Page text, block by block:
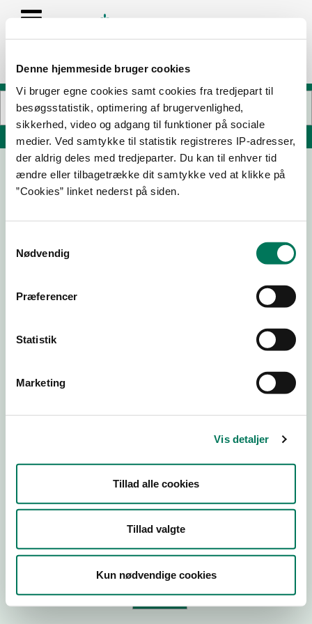
Denne hjemmeside bruger cookies
Vi bruger egne cookies samt cookies fra tredjepart til
besøgsstatistik, optimering af brugervenlighed,
sikkerhed, video og adgang til funktioner på sociale
medier. Ved samtykke til statistik registreres IP-adresser,
der aldrig deles med tredjeparter. Du kan til enhver tid
ændre eller tilbagetrække dit samtykke ved at klikke på
”Cookies” linket nederst på siden.
Nødvendig
Præferencer
Statistik
Marketing
Vis detaljer
Tillad alle cookies
Tillad valgte
Kun nødvendige cookies
Søg på adresse, postnummer, by, firmanavn
Virksomhedstype
ID-nummer
P-nr
Tilføj smiley til dit website
Kopier link til at indsætte på virksomhedens hjemmeside